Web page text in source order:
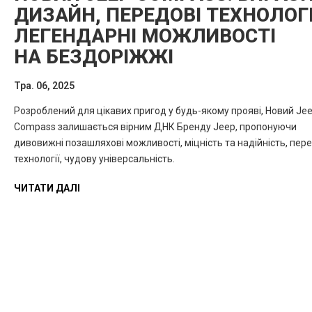
ДИЗАЙН, ПЕРЕДОВІ
ЛЕГЕНДАРНІ МОЖЛИВОСТІ
НА БЕЗДОРІЖЖІ
Тра. 06, 2025
Розроблений для цікавих пригод у будь-якому прояві, Новий
Compass залишається вірним ДНК Бренду Jeep, пропонуючи
дивовижні позашляхові можливості, міцність та надійність,
технології, чудову універсальність.
ЧИТАТИ ДАЛІ